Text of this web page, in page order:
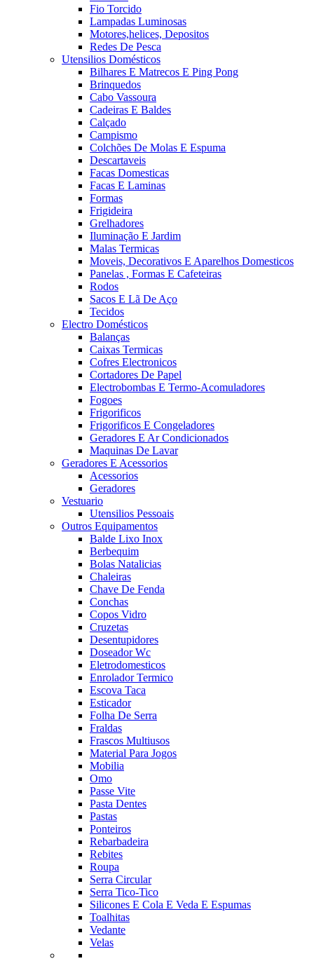
Fio Torcido
Lampadas Luminosas
Motores,helices, Depositos
Redes De Pesca
Utensilios Domésticos
Bilhares E Matrecos E Ping Pong
Brinquedos
Cabo Vassoura
Cadeiras E Baldes
Calçado
Campismo
Colchões De Molas E Espuma
Descartaveis
Facas Domesticas
Facas E Laminas
Formas
Frigideira
Grelhadores
Iluminação E Jardim
Malas Termicas
Moveis, Decorativos E Aparelhos Domesticos
Panelas , Formas E Cafeteiras
Rodos
Sacos E Lã De Aço
Tecidos
Electro Domésticos
Balanças
Caixas Termicas
Cofres Electronicos
Cortadores De Papel
Electrobombas E Termo-Acomuladores
Fogoes
Frigorificos
Frigorificos E Congeladores
Geradores E Ar Condicionados
Maquinas De Lavar
Geradores E Acessorios
Acessorios
Geradores
Vestuario
Utensilios Pessoais
Outros Equipamentos
Balde Lixo Inox
Berbequim
Bolas Natalicias
Chaleiras
Chave De Fenda
Conchas
Copos Vidro
Cruzetas
Desentupidores
Doseador Wc
Eletrodomesticos
Enrolador Termico
Escova Taca
Esticador
Folha De Serra
Fraldas
Frascos Multiusos
Material Para Jogos
Mobilia
Omo
Passe Vite
Pasta Dentes
Pastas
Ponteiros
Rebarbadeira
Rebites
Roupa
Serra Circular
Serra Tico-Tico
Silicones E Cola E Veda E Espumas
Toalhitas
Vedante
Velas